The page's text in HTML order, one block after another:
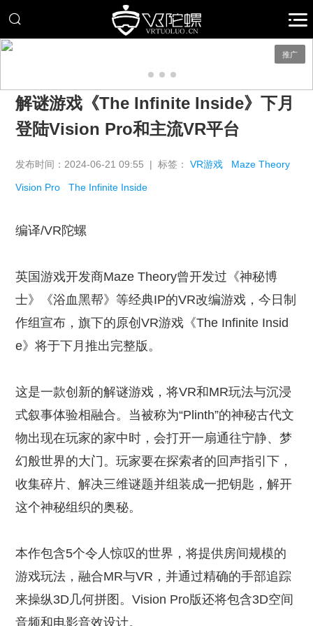
推广
解谜游戏《The Infinite Inside》下月
登陆Vision Pro和主流VR平台
发布时间：2024-06-21 09:55 | 标签：VR游戏 Maze Theory
Vision Pro The Infinite Inside
编译/VR陀螺
英国游戏开发商Maze Theory曾开发过《神秘博
士》《浴血黑帮》等经典IP的VR改编游戏，今日制
作组宣布，旗下的原创VR游戏《The Infinite Insid
e》将于下月推出完整版。
这是一款创新的解谜游戏，将VR和MR玩法与沉浸
式叙事体验相融合。当被称为“Plinth”的神秘古代文
物出现在玩家的家中时，会打开一扇通往宁静、梦
幻般世界的大门。玩家要在探索者的回声指引下，
收集碎片、解决三维谜题并组装成一把钥匙，解开
这个神秘组织的奥秘。
本作包含5个令人惊叹的世界，将提供房间规模的
游戏玩法，融合MR与VR，并通过精确的手部追踪
来操纵3D几何拼图。Vision Pro版还将包含3D空间
音频和电影音效设计。